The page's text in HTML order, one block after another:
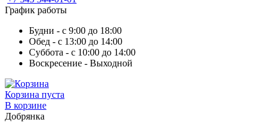
График работы
Будни - с 9:00 до 18:00
Обед - с 13:00 до 14:00
Суббота - с 10:00 до 14:00
Воскресение - Выходной
Корзина пуста
В корзине
Добрянка